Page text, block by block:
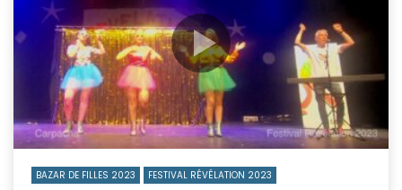
BAZAR DE FILLES 2023 FESTIVAL RÉVÉLATION 2023